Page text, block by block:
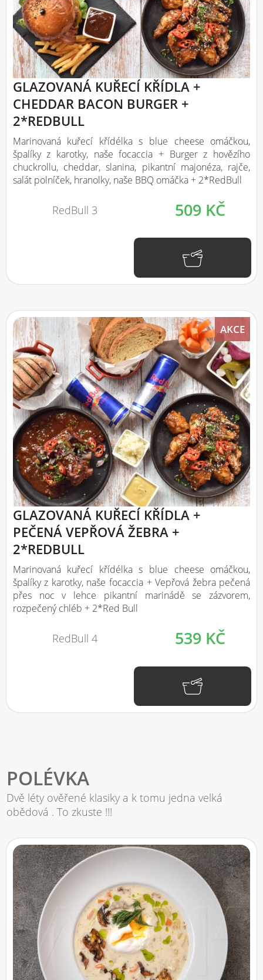
GLAZOVANÁ KUŘECÍ KŘÍDLA +
CHEDDAR BACON BURGER +
2*REDBULL
Marinovaná kuřecí křídélka s blue cheese omáčkou,
špalíky z karotky, naše focaccia + Burger z hovězího
chuckrollu, cheddar, slanina, pikantní majonéza, rajče,
salát polníček, hranolky, naše BBQ omáčka + 2*RedBull
RedBull 3 509 KČ
AKCE
GLAZOVANÁ KUŘECÍ KŘÍDLA +
PEČENÁ VEPŘOVÁ ŽEBRA +
2*REDBULL
Marinovaná kuřecí křídélka s blue cheese omáčkou,
špalíky z karotky, naše focaccia + Vepřová žebra pečená
přes noc v lehce pikantní marinádě se zázvorem,
rozpečený chléb + 2*Red Bull
RedBull 4 539 KČ
POLÉVKA
Dvě léty ověřené klasiky a k tomu jedna velká
obědová . To zkuste !!!